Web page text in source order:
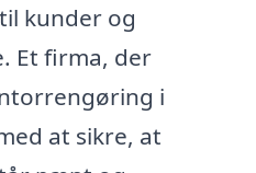
kunder og
Et firma, der
i
at sikre, at